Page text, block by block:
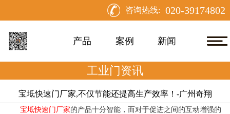
咨询热线: 020-39174802
产品 案例 新闻
工业门资讯
宝坻快速门厂家,不仅节能还提高生产效率！-广州奇翔
宝坻快速门厂家的产品十分智能，而对于促进之间的互动增强的